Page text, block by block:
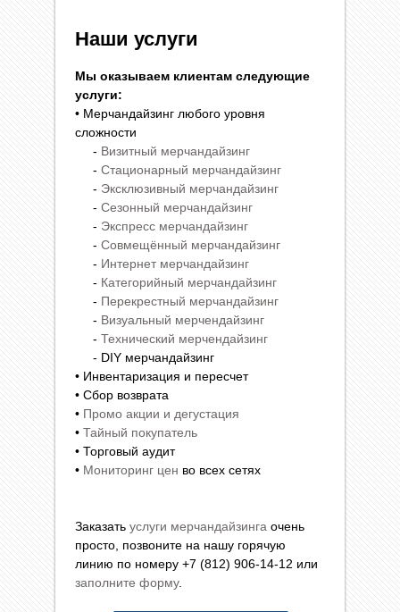
Наши услуги
Мы оказываем клиентам следующие
услуги:
• Мерчандайзинг любого уровня
сложности
- Визитный мерчандайзинг
- Стационарный мерчандайзинг
- Эксклюзивный мерчандайзинг
- Сезонный мерчандайзинг
- Экспресс мерчандайзинг
- Совмещённый мерчандайзинг
- Интернет мерчандайзинг
- Категорийный мерчандайзинг
- Перекрестный мерчандайзинг
- Визуальный мерчендайзинг
- Технический мерчендайзинг
- DIY мерчандайзинг
• Инвентаризация и пересчет
• Сбор возврата
• Промо акции и дегустация
• Тайный покупатель
• Торговый аудит
• Мониторинг цен во всех сетях
Заказать услуги мерчандайзинга очень
просто, позвоните на нашу горячую
линию по номеру +7 (812) 906-14-12 или
заполните форму.